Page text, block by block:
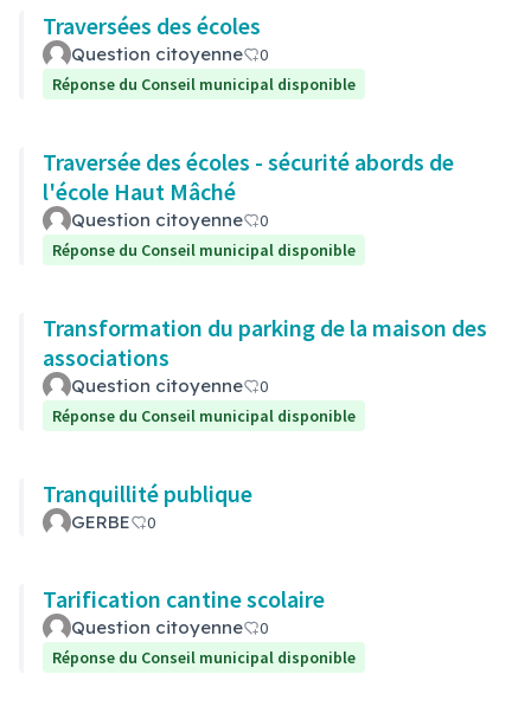
Traversées des écoles
Question citoyenne
0
Réponse du Conseil municipal disponible
Traversée des écoles - sécurité abords de
l'école Haut Mâché
Question citoyenne
0
Réponse du Conseil municipal disponible
Transformation du parking de la maison des
associations
Question citoyenne
0
Réponse du Conseil municipal disponible
Tranquillité publique
GERBE 0
Tarification cantine scolaire
Question citoyenne
0
Réponse du Conseil municipal disponible